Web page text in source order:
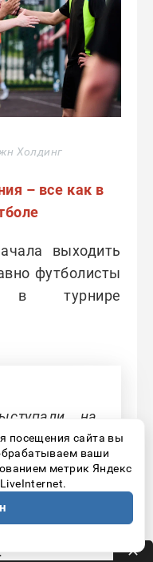
Холдинг
– все как в
выходить
футболисты
в турнире
на
района. К
получили
не менее
начали
турнирам
посещения сайта вы
ваши
метрик Яндекс